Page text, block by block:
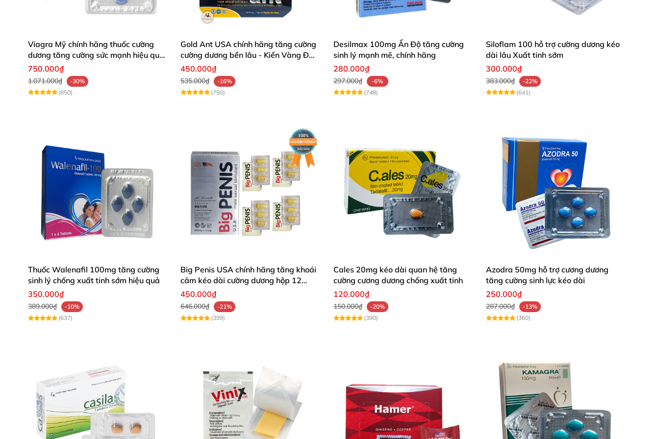
Kẹo nhân sâm S-Dream tăng sinh lý nhanh bổ dưỡng chất lượng cao
Viagra Mỹ chính hãng thuốc cường
dương tăng cường sức mạnh hiệu quả
bền lâu
750.000₫
1.071.000₫
-30%
(850)
Gold Ant USA chính hãng tăng cường
cường dương bền lâu - Kiến Vàng Đen
Tây Tạng
450.000₫
535.000₫
-16%
(750)
Desilmax 100mg Ấn Độ tăng cường
sinh lý mạnh mẽ, chính hãng
280.000₫
297.000₫
-6%
(748)
Siloflam 100 hỗ trợ cường dương kéo
dài lâu Xuất tinh sớm
300.000₫
383.000₫
-22%
(641)
Thuốc Walenafil 100mg tăng cường
sinh lý chống xuất tinh sớm hiệu quả
350.000₫
389.000₫
-10%
(637)
Big Penis USA chính hãng tăng khoái
cảm kéo dài cường dương hộp 12
viên
450.000₫
646.000₫
-21%
(399)
Cales 20mg kéo dài quan hệ tăng
cường cương dương chống xuất tinh
120.000₫
150.000₫
-20%
(390)
Azodra 50mg hỗ trợ cương dương
tăng cường sinh lực kéo dài
250.000₫
287.000₫
-13%
(360)